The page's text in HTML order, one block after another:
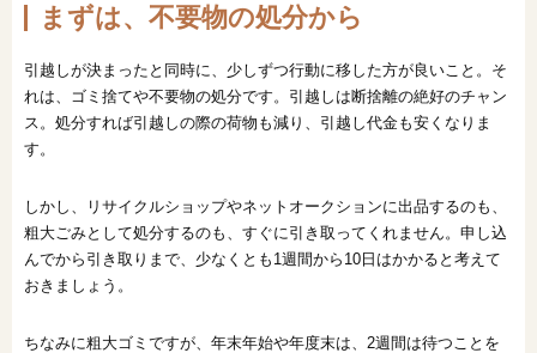
まずは、不要物の処分から
引越しが決まったと同時に、少しずつ行動に移した方が良いこと。そ
れは、ゴミ捨てや不要物の処分です。引越しは断捨離の絶好のチャン
ス。処分すれば引越しの際の荷物も減り、引越し代金も安くなりま
す。
しかし、リサイクルショップやネットオークションに出品するのも、
粗大ごみとして処分するのも、すぐに引き取ってくれません。申し込
んでから引き取りまで、少なくとも1週間から10日はかかると考えて
おきましょう。
ちなみに粗大ゴミですが、年末年始や年度末は、2週間は待つことを